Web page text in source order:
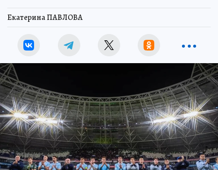
Екатерина ПАВЛОВА